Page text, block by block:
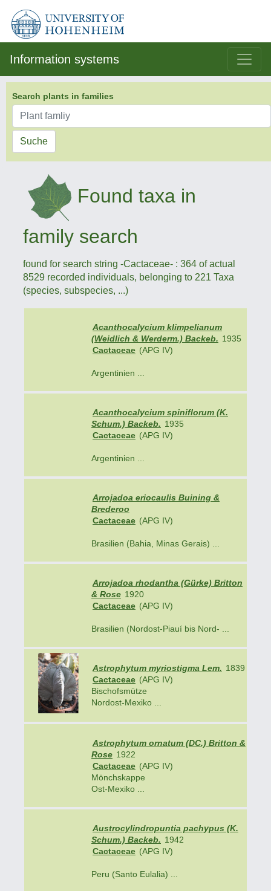
Information systems
Search plants in families
Suche
Found taxa in
family search
found for search string -Cactaceae- : 364 of actual
8529 recorded individuals, belonging to 221 Taxa
(species, subspecies, ...)
Acanthocalycium klimpelianum
(Weidlich & Werderm.) Backeb. 1935
Cactaceae (APG IV)
Argentinien ...
Acanthocalycium spiniflorum (K.
Schum.) Backeb. 1935
Cactaceae (APG IV)
Argentinien ...
Arrojadoa eriocaulis Buining &
Brederoo
Cactaceae (APG IV)
Brasilien (Bahia, Minas Gerais) ...
Arrojadoa rhodantha (Gürke) Britton
& Rose 1920
Cactaceae (APG IV)
Brasilien (Nordost-Piauí bis Nord- ...
Astrophytum myriostigma Lem. 1839
Cactaceae (APG IV)
Bischofsmütze
Nordost-Mexiko ...
Astrophytum ornatum (DC.) Britton &
Rose 1922
Cactaceae (APG IV)
Mönchskappe
Ost-Mexiko ...
Austrocylindropuntia pachypus (K.
Schum.) Backeb. 1942
Cactaceae (APG IV)
Peru (Santo Eulalia) ...